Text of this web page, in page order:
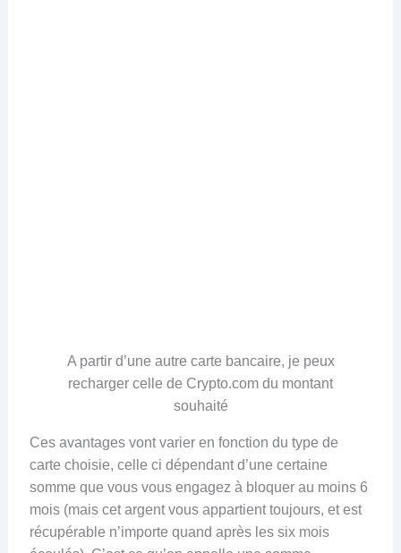
A partir d’une autre carte bancaire, je peux
recharger celle de Crypto.com du montant
souhaité
Ces avantages vont varier en fonction du type de
carte choisie, celle ci dépendant d’une certaine
somme que vous vous engagez à bloquer au moins 6
mois (mais cet argent vous appartient toujours, et est
récupérable n’importe quand après les six mois